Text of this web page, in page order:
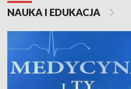
NAUKA I EDUKACJA